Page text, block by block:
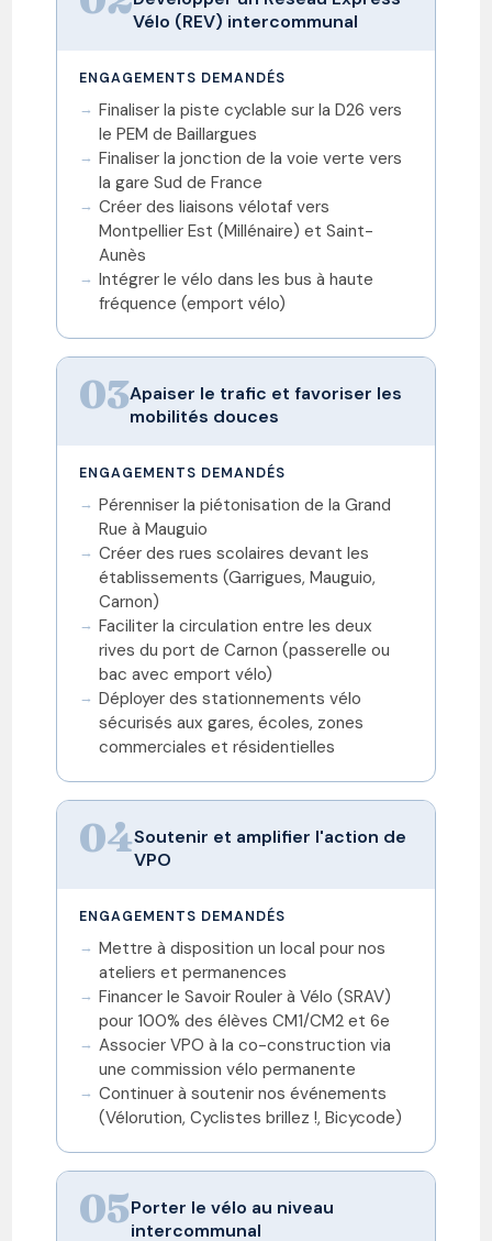
Vélo (REV) intercommunal
ENGAGEMENTS DEMANDÉS
Finaliser la piste cyclable sur la D26 vers
le PEM de Baillargues
Finaliser la jonction de la voie verte vers
la gare Sud de France
Créer des liaisons vélotaf vers
Montpellier Est (Millénaire) et Saint-
Aunès
Intégrer le vélo dans les bus à haute
fréquence (emport vélo)
03Apaiser le trafic et favoriser les
mobilités douces
ENGAGEMENTS DEMANDÉS
Pérenniser la piétonisation de la Grand
Rue à Mauguio
Créer des rues scolaires devant les
établissements (Garrigues, Mauguio,
Carnon)
Faciliter la circulation entre les deux
rives du port de Carnon (passerelle ou
bac avec emport vélo)
Déployer des stationnements vélo
sécurisés aux gares, écoles, zones
commerciales et résidentielles
04Soutenir et amplifier l'action de
VPO
ENGAGEMENTS DEMANDÉS
Mettre à disposition un local pour nos
ateliers et permanences
Financer le Savoir Rouler à Vélo (SRAV)
pour 100% des élèves CM1/CM2 et 6e
Associer VPO à la co-construction via
une commission vélo permanente
Continuer à soutenir nos événements
(Vélorution, Cyclistes brillez !, Bicycode)
05Porter le vélo au niveau
intercommunal